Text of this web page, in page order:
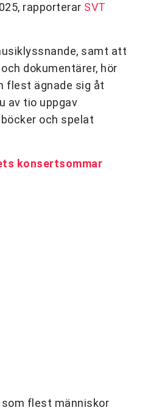
rapporterar SVT
samt att
dokumentärer, hör
flest ägnade sig åt
av tio uppgav
och spelat
konsertsommar
flest människor